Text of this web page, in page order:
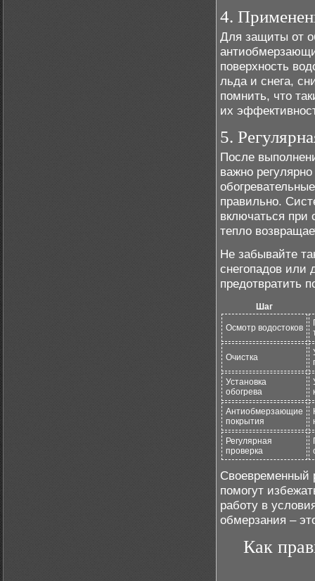
4.
Для защиты от
поверхность
льда и снега,
помнить, что
их
5.
После
важно
правильно.
включаться при
тепло
Не забывайте
снегопадов или
предотвратить
Шаг
Осмотр водостоков
Очистка
Установка
обогрева
Антиобмерзающие
покрытия
Регулярная
проверка
Своевременный
помогут
работу в
обмерзания –
Как